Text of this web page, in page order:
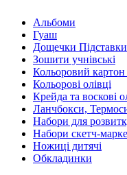
Альбоми
Гуаш
Дощечки
Зошити учнівські
Кольоровий картон
Кольорові олівці
Крейда та воскові
Ланчбокси,
Набори для
Набори скетч-
Ножиці дитячі
Обкладинки